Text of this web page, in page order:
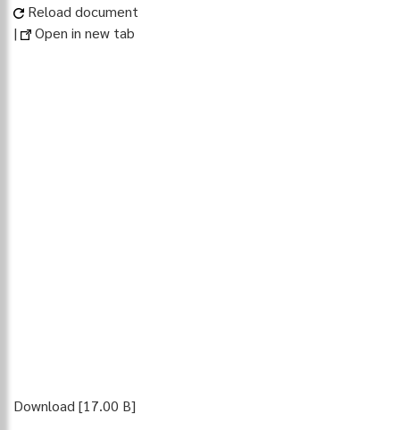
Reload document
|
Open in new tab
Download [17.00 B]